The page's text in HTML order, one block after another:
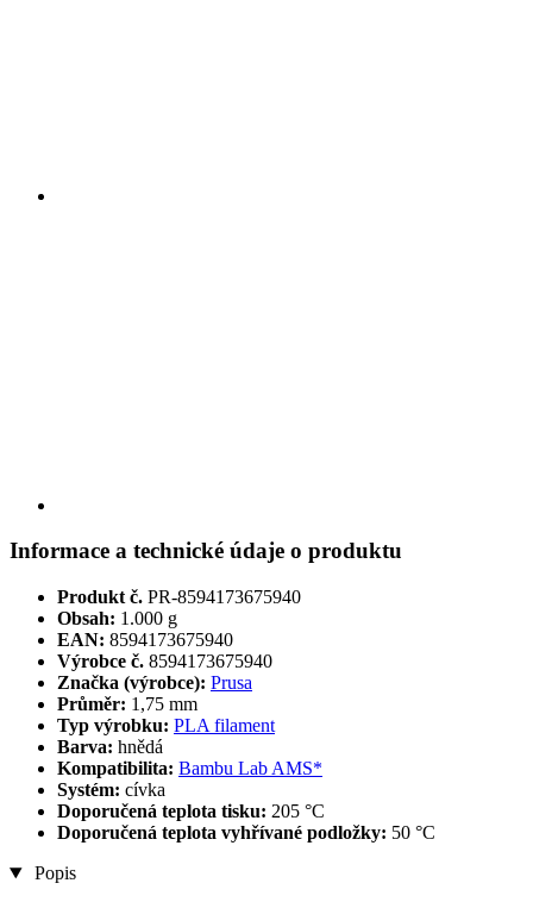
Informace a technické údaje o produktu
Produkt č. PR-8594173675940
Obsah: 1.000 g
EAN: 8594173675940
Výrobce č. 8594173675940
Značka (výrobce): Prusa
Průměr: 1,75 mm
Typ výrobku: PLA filament
Barva: hnědá
Kompatibilita: Bambu Lab AMS*
Systém: cívka
Doporučená teplota tisku: 205 °C
Doporučená teplota vyhřívané podložky: 50 °C
Popis